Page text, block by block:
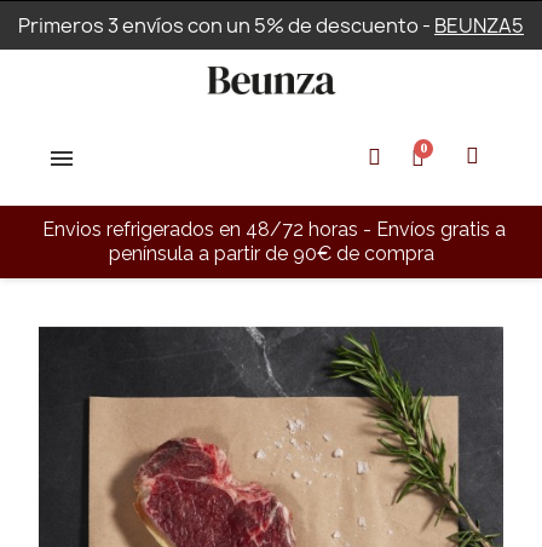
Primeros 3 envíos con un 5% de descuento - BEUNZA5
Envios refrigerados en 48/72 horas - Envíos gratis a
península a partir de 90€ de compra